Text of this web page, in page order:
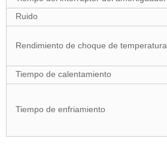
Ruido
Rendimiento de choque de temperatura
Tiempo de calentamiento
Tiempo de enfriamiento